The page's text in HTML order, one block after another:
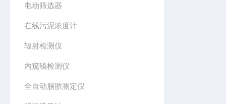
电动筛选器
在线污泥浓度计
辐射检测仪
内窥镜检测仪
全自动脂肪测定仪